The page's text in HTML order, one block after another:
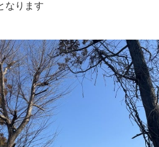
なります